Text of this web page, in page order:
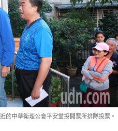
的中華衛理公會平安堂投開票所排隊投票。